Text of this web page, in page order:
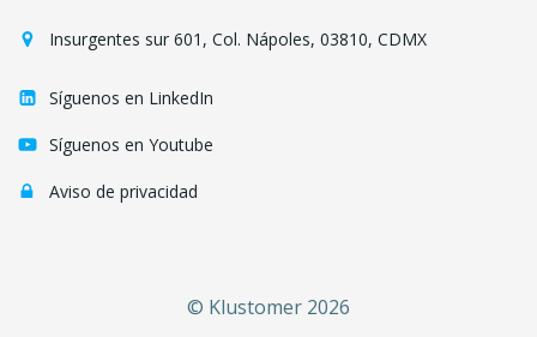
Síguenos en LinkedIn
Síguenos en Youtube
Aviso de privacidad
Insurgentes sur 601, Col. Nápoles, 03810, CDMX
© Klustomer 2026